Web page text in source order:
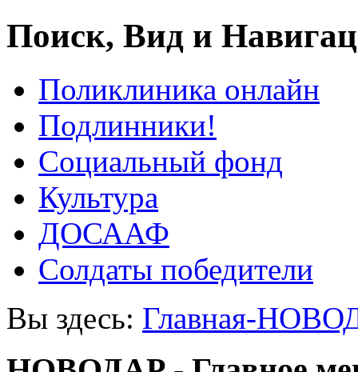
Поиск, Вид и
Поликлиника онлайн
Подлинники!
Социальный фонд
Культура
ДОСААФ
Солдаты победители
Вы здесь: Главная-